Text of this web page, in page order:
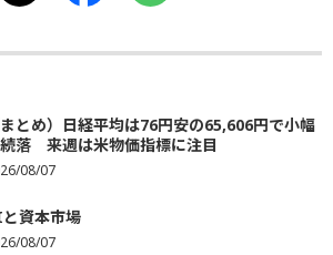
まとめ）日経平均は76円安の65,606円で小幅
落 来週は米物価指標に注目
08/07
資本市場
08/07